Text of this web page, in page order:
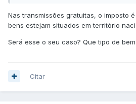
Nas transmissões gratuitas, o imposto
bens estejam situados em território
Será esse o seu caso? Que tipo de
Citar